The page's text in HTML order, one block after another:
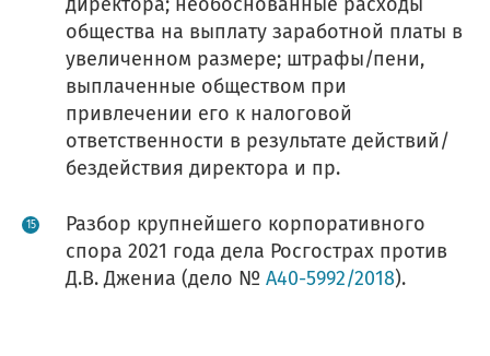
общества на выплату заработной платы в
увеличенном размере; штрафы/пени,
выплаченные обществом при
привлечении его к налоговой
ответственности в результате действий/
бездействия директора и пр.
Разбор крупнейшего корпоративного
спора 2021 года дела Росгострах против
Д.В. Джениа (дело № А40-5992/2018).